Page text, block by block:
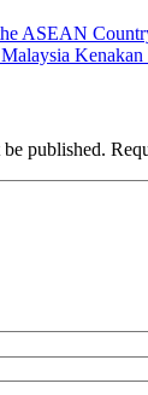
ASEAN
published.